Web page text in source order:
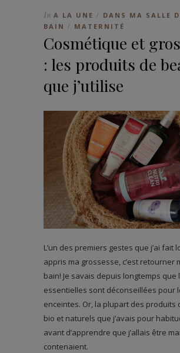
In A LA UNE /
DANS MA SALLE
BAIN / MATERNITÉ
Cosmétique et
: les produits de
que j’utilise
L’un des premiers gestes que j’ai fait
appris ma grossesse, c’est retourner
bain! Je savais depuis longtemps que
essentielles sont déconseillées pour
enceintes. Or, la plupart des produits
bio et naturels que j’avais pour
avant d’apprendre que j’allais être
contenaient.